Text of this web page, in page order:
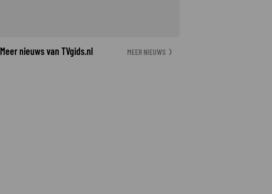
Meer nieuws van TVgids.nl MEER NIEUWS